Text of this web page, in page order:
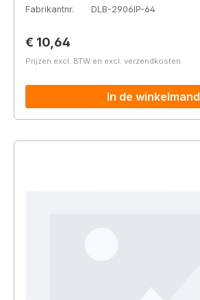
Fabrikantnr.
DLB-2906IP-64
Normale prijs:
€ 10,64
Prijzen excl. BTW en excl. verzendkosten
In de winkelmand